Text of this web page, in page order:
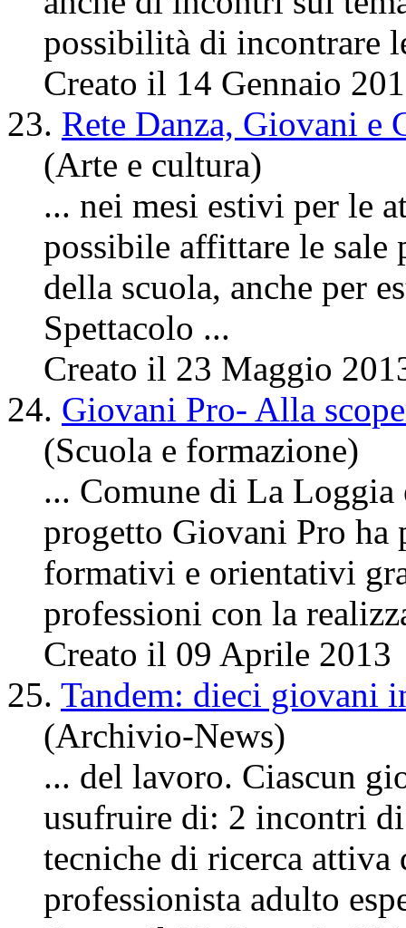
possibilità di incontrare
Creato il 14 Gennaio
23. Rete Danza, Giovani e
(Arte e cultura)
... nei mesi estivi per le
possibile affittare le sale
della scuola, anche per
Spettacolo ...
Creato il 23 Maggio
24. Giovani Pro- Alla
(Scuola e formazione)
... Comune di La
progetto Giovani Pro ha
formativi e orientativi
professioni con la
Creato il 09 Aprile 2013
25. Tandem: dieci giovani
(Archivio-News)
... del lavoro. Ciascun
usufruire di: 2 incontri
tecniche di ricerca
professionista adulto